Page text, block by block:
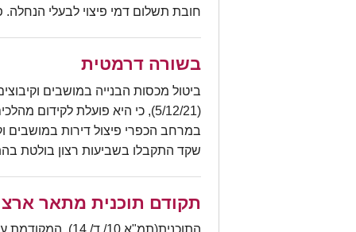
חובת תשלום דמי פיצוי לבעלי
בשורה דרמטית
ביטול מכסות הבנייה במושבים
(5/12/21), כי היא פועלת
שקד התקבלו בשביעות רצון בולטת
תקודם תוכנית מתאר
התוכנית(תמ"א